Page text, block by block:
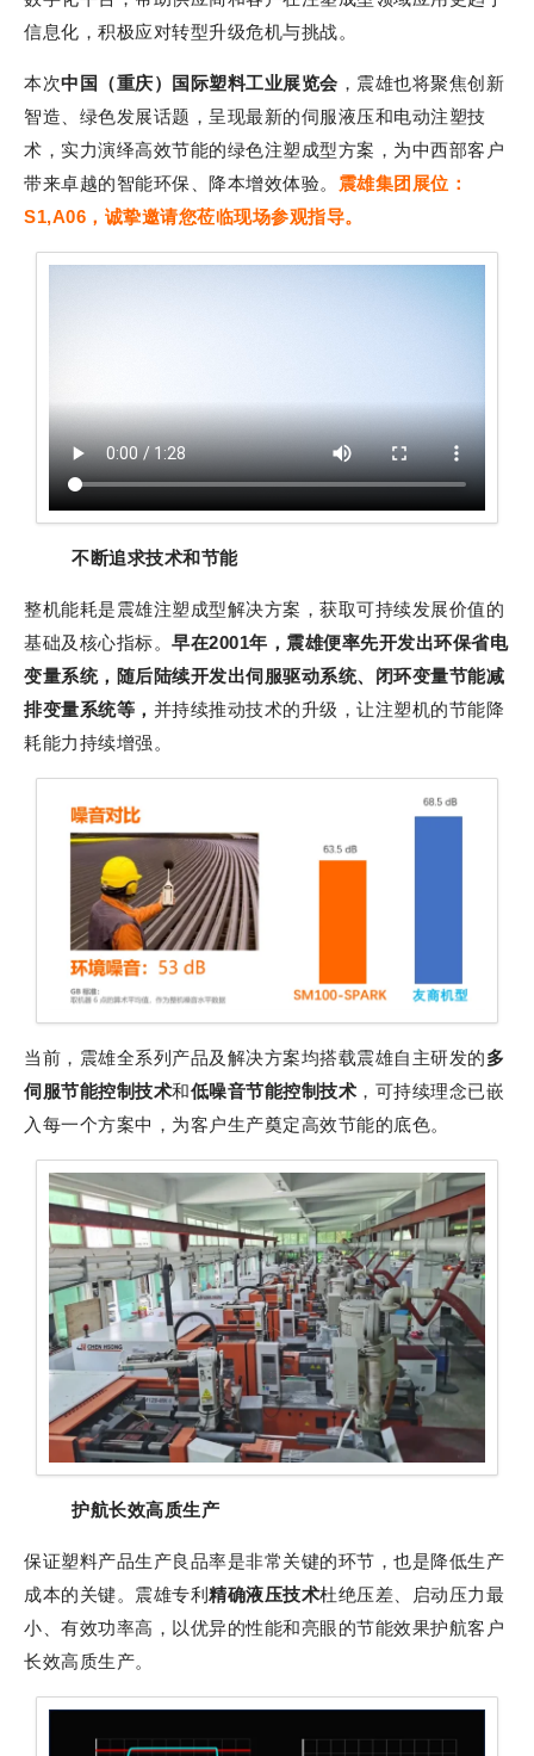
信息化，积极应对转型升级危机与挑战。
本次中国（重庆）国际塑料工业展览会 ，震雄也将聚焦创新
智造、绿色发展话题，呈现最新的伺服液压和电动注塑技
术，实力演绎高效节能的绿色注塑成型方案，为中西部客户
带来卓越的智能环保、降本增效体验。 震雄集团展位：
S1,A06，诚挚邀请您莅临现场参观指导。
不断追求技术和节能
整机能耗是震雄注塑成型解决方案，获取可持续发展价值的
基础及核心指标。 早在2001年，震雄便率先开发出环保省电
变量系统，随后陆续开发出伺服驱动系统、闭环变量节能减
排变量系统等， 并持续推动技术的升级，让注塑机的节能降
耗能力持续增强。
当前，震雄全系列产品及解决方案均搭载震雄自主研发的多
伺服节能控制技术和低噪音节能控制技术 ，可持续理念已嵌
入每一个方案中，为客户生产奠定高效节能的底色。
护航长效高质生产
保证塑料产品生产良品率是非常关键的环节，也是降低生产
成本的关键。震雄专利 精确液压技术杜绝压差、启动压力最
小、有效功率高，以优异的性能和亮眼的节能效果护航客户
长效高质生产。